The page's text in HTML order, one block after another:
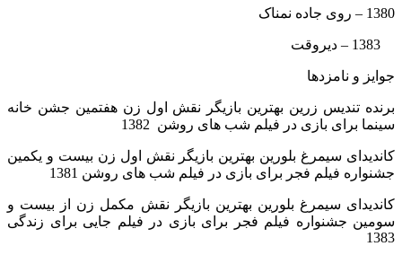
1380 – روی جاده نمناک
جوایز و نامزدها
برنده تندیس زرین بهترین بازیگر نقش اول زن هفتمین جشن خانه
سینما برای بازی در فیلم شب های روشن 1382
کاندیدای سیمرغ بلورین بهترین بازیگر نقش اول زن بیست و یکمین
جشنواره فیلم فجر برای بازی در فیلم شب های روشن 1381
کاندیدای سیمرغ بلورین بهترین بازیگر نقش مکمل زن از بیست و
سومین جشنواره فیلم فجر برای بازی در فیلم جایی برای زندگی
1383